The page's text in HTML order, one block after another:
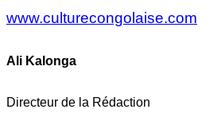
www.culturecongolaise.com
Ali Kalonga
Directeur de la Rédaction